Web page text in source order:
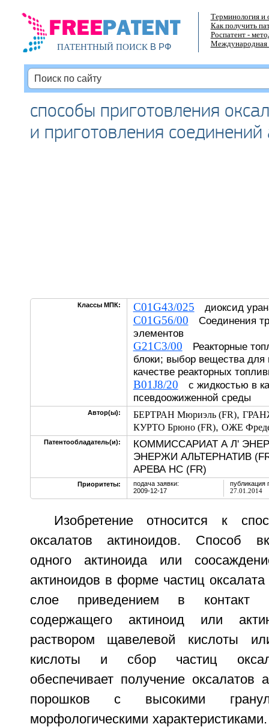
ПАТЕНТНЫЙ ПОИСКВ РФ
Терминология и
Как получить
Роспатент -
Международная
способы приготовления
и приготовления
Классы МПК: C01G43/025 диоксид
C01G56/00 Соединения
элементов
G21C3/00 Реакторные
блоки; выбор вещества для
качестве реакторных
B01J8/20 с жидкостью в
псевдоожиженной среды
Автор(ы): БЕРТРАН Мюриэль (FR),
КУРТО Брюно (FR), ОЖЕ
Патентообладатель(и):
КОММИССАРИАТ А Л'
ЭНЕРЖИ АЛЬТЕРНАТИВ
АРЕВА НС (FR)
Приоритеты:
подача заявки:
2009-12-17
публикация
27.01.2014
Изобретение относится к
оксалатов актиноидов. Способ
одного актиноида или
актиноидов в форме частиц
слое приведением в контакт
содержащего актиноид или
раствором щавелевой кислоты
кислоты и сбор частиц
обеспечивает получение
порошков с высокими
морфологическими